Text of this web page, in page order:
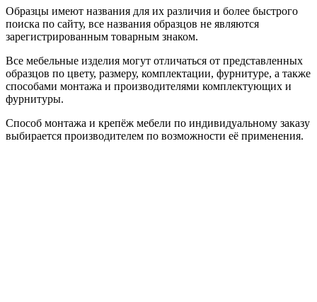
Образцы имеют названия для их различия и более быстрого
поиска по сайту, все названия образцов не являются
зарегистрированным товарным знаком.
Все мебельные изделия могут отличаться от представленных
образцов по цвету, размеру, комплектации, фурнитуре, а также
способами монтажа и производителями комплектующих и
фурнитуры.
Способ монтажа и крепёж мебели по индивидуальному заказу
выбирается производителем по возможности её применения.